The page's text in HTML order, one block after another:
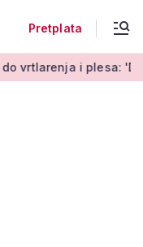
Pretplata
i plesa: 'Da